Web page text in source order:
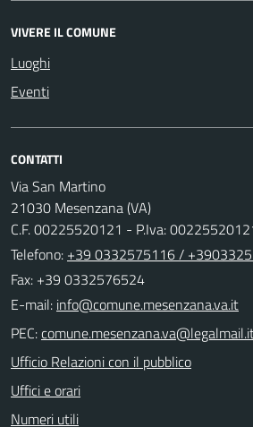
VIVERE IL COMUNE
Luoghi
Eventi
CONTATTI
Via San Martino
21030 Mesenzana (VA)
C.F. 00225520121 - P.Iva:
Telefono: +39 0332575116 /
Fax: +39 0332576524
E-mail:
PEC:
Ufficio Relazioni con il pubblico
Uffici e orari
Numeri utili